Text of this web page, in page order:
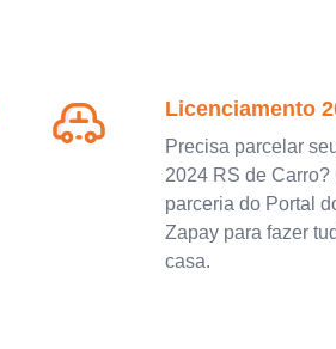
Licenciamento
Precisa parcelar
2024 RS de Carro?
parceria do Portal
Zapay para fazer
casa.